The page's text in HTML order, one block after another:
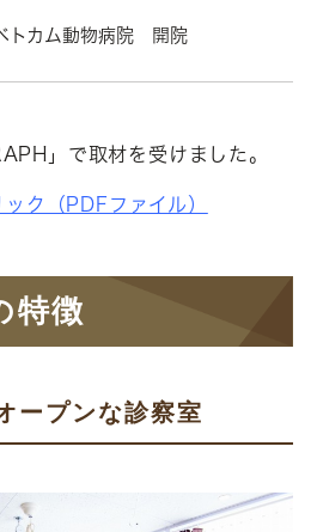
トカム動物病院 開院
」で取材を受けました。
ク（PDFファイル）
特徴
ープンな診察室